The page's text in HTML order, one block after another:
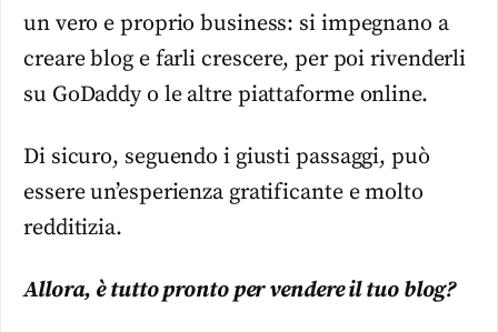
un vero e proprio business: si impegnano a
creare blog e farli crescere, per poi rivenderli
su GoDaddy o le altre piattaforme online.
Di sicuro, seguendo i giusti passaggi, può
essere un’esperienza gratificante e molto
redditizia.
Allora, è tutto pronto per vendere il tuo blog?